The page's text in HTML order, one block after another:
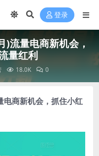
登录
流量电商新机会，
量红利
18.0K 0
电商新机会，抓住小红